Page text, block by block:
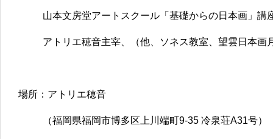
山本文房堂アートスクール「基礎からの日本画」講
アトリエ穂音主宰、（他、ソネス教室、望雲日本画
場所：アトリエ穂音
（福岡県福岡市博多区上川端町9-35 冷泉荘A31号）